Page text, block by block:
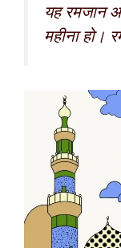
यह रमजान
महीना हो।